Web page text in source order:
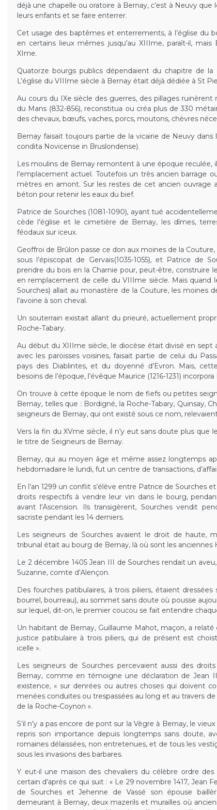
déjà une chapelle ou oratoire à Bernay, c’est à Neuvy
leurs enfants et se faire enterrer.
Cet usage des baptêmes et enterrements, à l’église du
en certains lieux mêmes jusqu’au XIIIme, paraît-il,
XIme.
Quatorze bourgs publics dépendaient du chapitre de la
L’église du VIIIme siècle à Bernay était déjà dédiée à St
Au cours du IXe siècle des guerres, des pillages ruinèrent
du Mans (832-856), reconstitua ou créa plus de 330
des chevaux, bœufs, vaches, porcs, moutons, chèvres
Bernay faisait toujours partie de la vicairie de Neuvy
condita Novicense in Bruslondense).
Les moulins de Bernay remontent à une époque reculée,
l’emplacement actuel. Toutefois un très ancien barrage
mètres en amont. Sur les restes de cet ancien ouvrage
béton pour retenir les eaux du bief.
Patrice de Sourches (1081-1090), ayant tué
cède l’église et le cimetière de Bernay, les dîmes,
féodaux sur iceux.
Geoffroi de Brûlon passe ce don aux moines de la
sous l’épiscopat de Gervais(1035-1055), et Patrice de
prendre du bois en la Charnie pour, peut-être, construire
en remplacement de celle du VIIIme siècle. Mais quand
Sourches) allait au monastère de la Couture, les moines
l’avoine à son cheval.
Un souterrain existait allant du prieuré, actuellement
Roche-Tabary.
Au début du XIIIme siècle, le diocèse était divisé en sept
avec les paroisses voisines, faisait partie de celui du
pays des Diablintes, et du doyenné d’Evron. Mais,
besoins de l’époque, l’évêque Maurice (1216-1231)
On trouve à cette époque le nom de fiefs ou petites
Bernay, telles que : Bordigné, la Roche-Tabary, Quinsay,
seigneurs de Bernay, qui ont existé sous ce nom,
Vers la fin du XVme siècle, il n’y eut sans doute plus que
le titre de Seigneurs de Bernay.
Bernay, qui au moyen âge et même assez longtemps
hebdomadaire le lundi, fut un centre de transactions,
En l’an 1299 un conflit s’élève entre Patrice de Sourches
droits respectifs à vendre leur vin dans le bourg,
avant l’Ascension. Ils transigèrent, Sourches vendit
sacriste pendant les 14 derniers.
Les seigneurs de Sourches avaient le droit de haute,
tribunal était au bourg de Bernay, là où sont les anciennes
Le 2 décembre 1405 Jean III de Sourches rendait un
Suzanne, comte d’Alençon.
Des fourches patibulaires, à trois piliers, étaient
bourrel, bourreau), au sommet sans doute où pousse
sur lequel, dit-on, le premier coucou se fait entendre
Un habitant de Bernay, Guillaume Mahot, maçon, a
justice patibulaire à trois piliers, qui de présent est
icelle ».
Les seigneurs de Sourches percevaient aussi des
Bernay, comme en témoigne une déclaration de Jean
existence, « sur denrées ou autres choses qui doivent
menées conduites ou trespassées au long et au travers
de la Roche-Coynon ».
S’il n’y a pas encore de pont sur la Vègre à Bernay, le
repris son importance depuis longtemps sans doute,
romaines délaissées, non entretenues, et de tous les
sous les invasions des barbares.
Y eut-il une maison des chevaliers du célèbre ordre des
certain d’après ce qui suit : « Le 29 novembre 1417, Jean
de Sourches et Jehenne de Vassé son épouse
demeurant à Bernay, deux mazerils et murailles où